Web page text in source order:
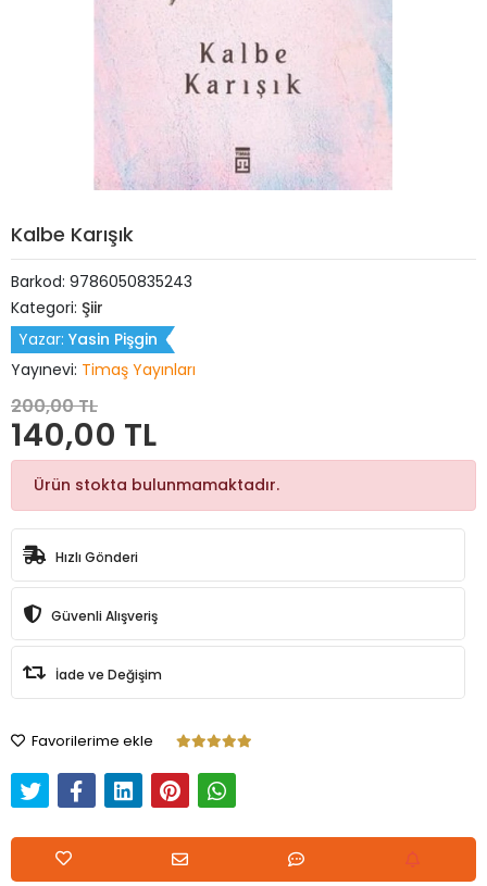
Kalbe Karışık
Barkod: 9786050835243
Kategori: Şiir
Yazar: Yasin Pişgin
Yayınevi: Timaş Yayınları
200,00 TL
140,00 TL
Ürün stokta bulunmamaktadır.
Hızlı Gönderi
Güvenli Alışveriş
İade ve Değişim
Favorilerime ekle